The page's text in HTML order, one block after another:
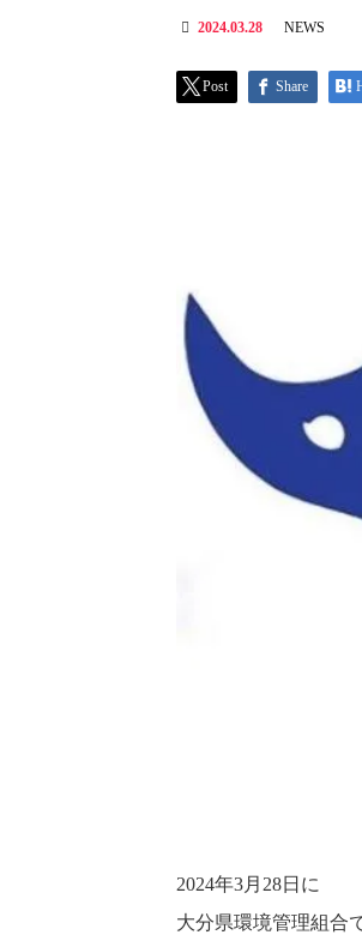
2024.03.28 NEWS
Post Share
2024年3月28日に
大分県環境管理組合